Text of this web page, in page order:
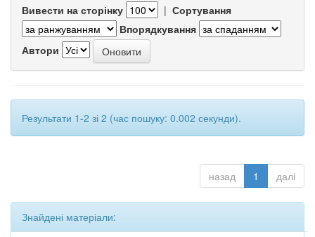
Вивести на сторінку | Сортування
Впорядкування
Автори
Результати 1-2 зі 2 (час пошуку: 0.002 секунди).
назад 1 далі
Знайдені матеріали: